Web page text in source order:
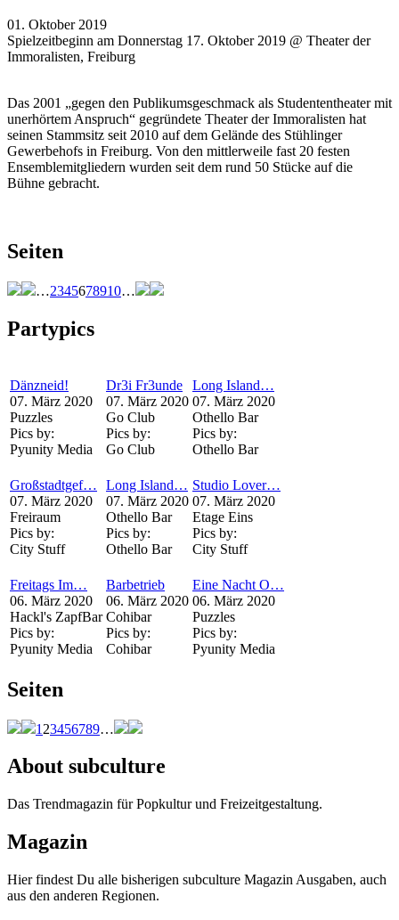
01. Oktober 2019
Spielzeitbeginn am Donnerstag 17. Oktober 2019 @ Theater der
Immoralisten, Freiburg
Das 2001 „gegen den Publikumsgeschmack als Studententheater mit
unerhörtem Anspruch“ gegründete Theater der Immoralisten hat
seinen Stammsitz seit 2010 auf dem Gelände des Stühlinger
Gewerbehofs in Freiburg. Von den mittlerweile fast 20 festen
Ensemblemitgliedern wurden seit dem rund 50 Stücke auf die
Bühne gebracht.
Seiten
…2345678910…
Partypics
Dänzneid!
07. März 2020
Puzzles
Pics by:
Pyunity Media
Dr3i Fr3unde
07. März 2020
Go Club
Pics by:
Go Club
Long Island…
07. März 2020
Othello Bar
Pics by:
Othello Bar
Großstadtgef…
07. März 2020
Freiraum
Pics by:
City Stuff
Long Island…
07. März 2020
Othello Bar
Pics by:
Othello Bar
Studio Lover…
07. März 2020
Etage Eins
Pics by:
City Stuff
Freitags Im…
06. März 2020
Hackl's ZapfBar
Pics by:
Pyunity Media
Barbetrieb
06. März 2020
Cohibar
Pics by:
Cohibar
Eine Nacht O…
06. März 2020
Puzzles
Pics by:
Pyunity Media
Seiten
1 23456789…
About subculture
Das Trendmagazin für Popkultur und Freizeitgestaltung.
Magazin
Hier findest Du alle bisherigen subculture Magazin Ausgaben, auch
aus den anderen Regionen.